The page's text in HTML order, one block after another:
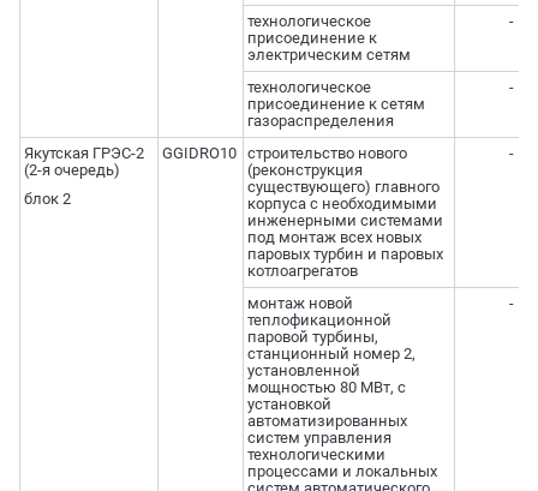
технологическое
присоединение к
электрическим сетям
-
технологическое
присоединение к сетям
газораспределения
-
Якутская ГРЭС-2
(2-я очередь)
блок 2
GGIDRO10
строительство нового
(реконструкция
существующего) главного
корпуса с необходимыми
инженерными системами
под монтаж всех новых
паровых турбин и паровых
котлоагрегатов
-
монтаж новой
теплофикационной
паровой турбины,
станционный номер 2,
установленной
мощностью 80 МВт, с
установкой
автоматизированных
систем управления
технологическими
процессами и локальных
-